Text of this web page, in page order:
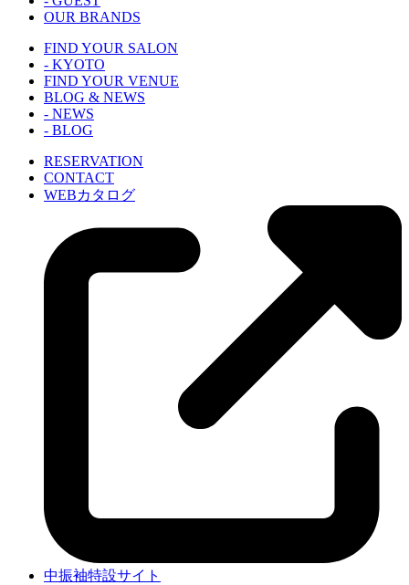
OUR BRANDS
FIND YOUR SALON
- KYOTO
FIND YOUR VENUE
BLOG & NEWS
- NEWS
- BLOG
RESERVATION
CONTACT
WEBカタログ
中振袖特設サイト